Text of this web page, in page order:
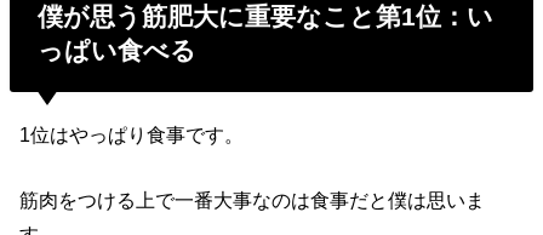
僕が思う筋肥大に重要なこと第1位：い
っぱい食べる
1位はやっぱり食事です。
筋肉をつける上で一番大事なのは食事だと僕は思いま